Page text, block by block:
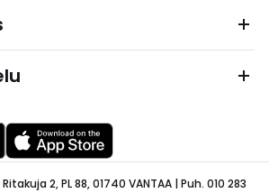
2, PL 88, 01740 VANTAA | Puh. 010 283